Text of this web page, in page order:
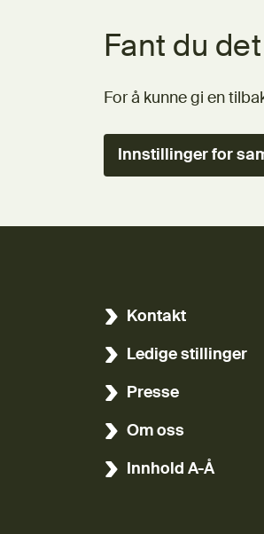
Fant du
For å kunne gi en
Innstillinger for
Kontakt
Ledige stillinger
Presse
Om oss
Innhold A-Å